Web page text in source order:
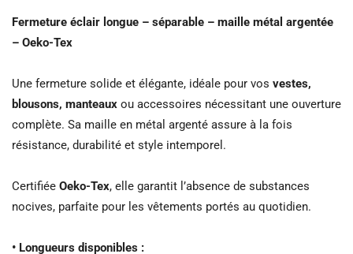
Fermeture éclair longue – séparable – maille métal argentée
– Oeko-Tex
Une fermeture solide et élégante, idéale pour vos vestes,
blousons, manteaux ou accessoires nécessitant une ouverture
complète. Sa maille en métal argenté assure à la fois
résistance, durabilité et style intemporel.
Certifiée Oeko-Tex, elle garantit l’absence de substances
nocives, parfaite pour les vêtements portés au quotidien.
• Longueurs disponibles :